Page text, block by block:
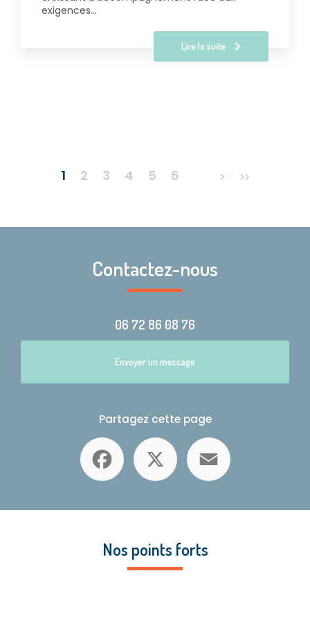
exigences…
Lire la suite
1 2 3 4 5 6
Contactez-nous
06 72 86 08 76
Envoyer un message
Partagez cette page
Facebook
Nos points forts